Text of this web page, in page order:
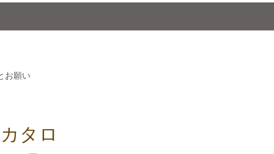
お願い
タロ